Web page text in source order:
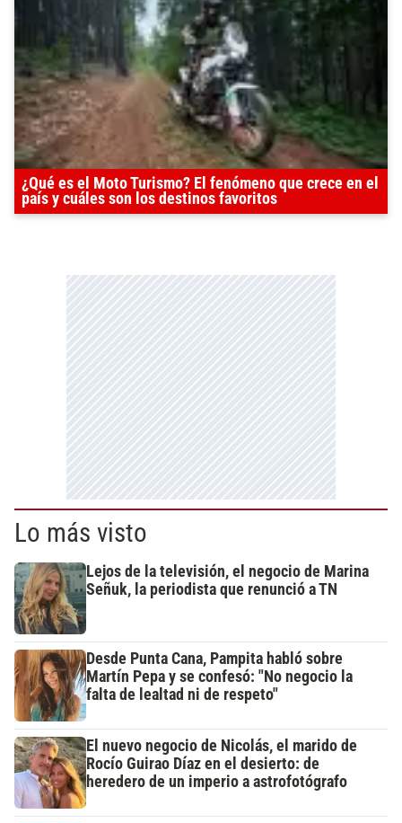
¿Qué es el Moto Turismo? El fenómeno que crece en el
país y cuáles son los destinos favoritos
Lo más visto
Lejos de la televisión, el negocio de Marina
Señuk, la periodista que renunció a TN
Desde Punta Cana, Pampita habló sobre
Martín Pepa y se confesó: "No negocio la
falta de lealtad ni de respeto"
El nuevo negocio de Nicolás, el marido de
Rocío Guirao Díaz en el desierto: de
heredero de un imperio a astrofotógrafo